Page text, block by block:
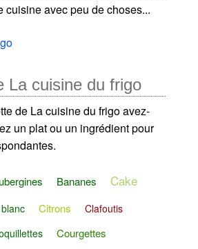
cuisine avec peu de choses...
La cuisine du frigo
de La cuisine du frigo avez-
un plat ou un ingrédient pour
Bananes Cake
Citrons
Clafoutis
Courgettes